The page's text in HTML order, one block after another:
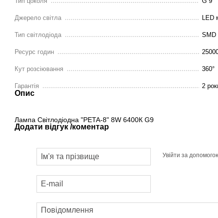
Джерело світла LED
Тип світлодіода SMD
Ресурс годин
Кут розсіювання 360°
Гарантія 2
Опис
Лампа Світлодіодна "PETA-8" 8W 6400К G9
Додати відгук /коментар
Увійти за